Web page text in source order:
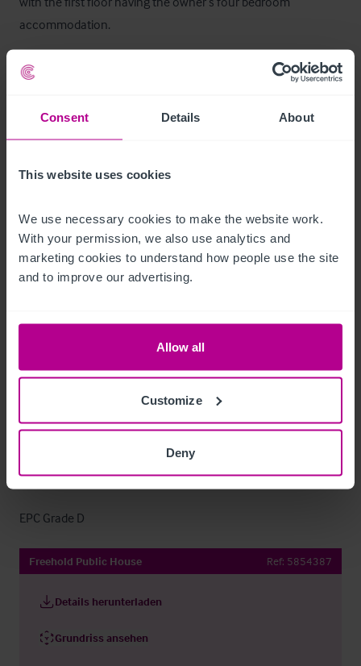
Consent Details About
This website uses cookies
We use necessary cookies to make the website work.
With your permission, we also use analytics and
marketing cookies to understand how people use the site
and to improve our advertising.
Allow all
Customize
Deny
accommodation.
Lage
area. The property is located next to a lake which attracts
Occupational Format
Retail Agreement
The Rateable Value is £6,000 from April 2023.
Lizenzen/gesetzliche Bestimmungen
EPC Grade D
Freehold Public House Ref: 5854387
Details herunterladen
Grundriss ansehen